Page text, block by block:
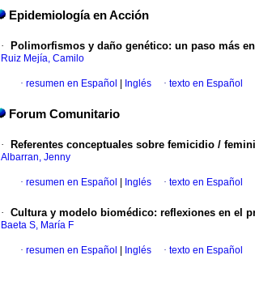
Epidemiología en Acción
· Polimorfismos y daño genético: un paso más
Ruiz Mejía, Camilo
· resumen en Español Inglés · texto en Español
Forum Comunitario
· Referentes conceptuales sobre femicidio /
Albarran, Jenny
· resumen en Español Inglés · texto en Español
· Cultura y modelo biomédico: reflexiones en el
Baeta S, María F
· resumen en Español Inglés · texto en Español